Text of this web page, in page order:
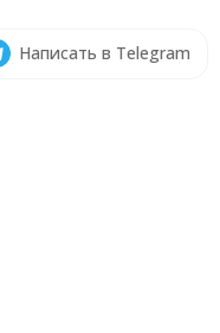
Написать в Telegram